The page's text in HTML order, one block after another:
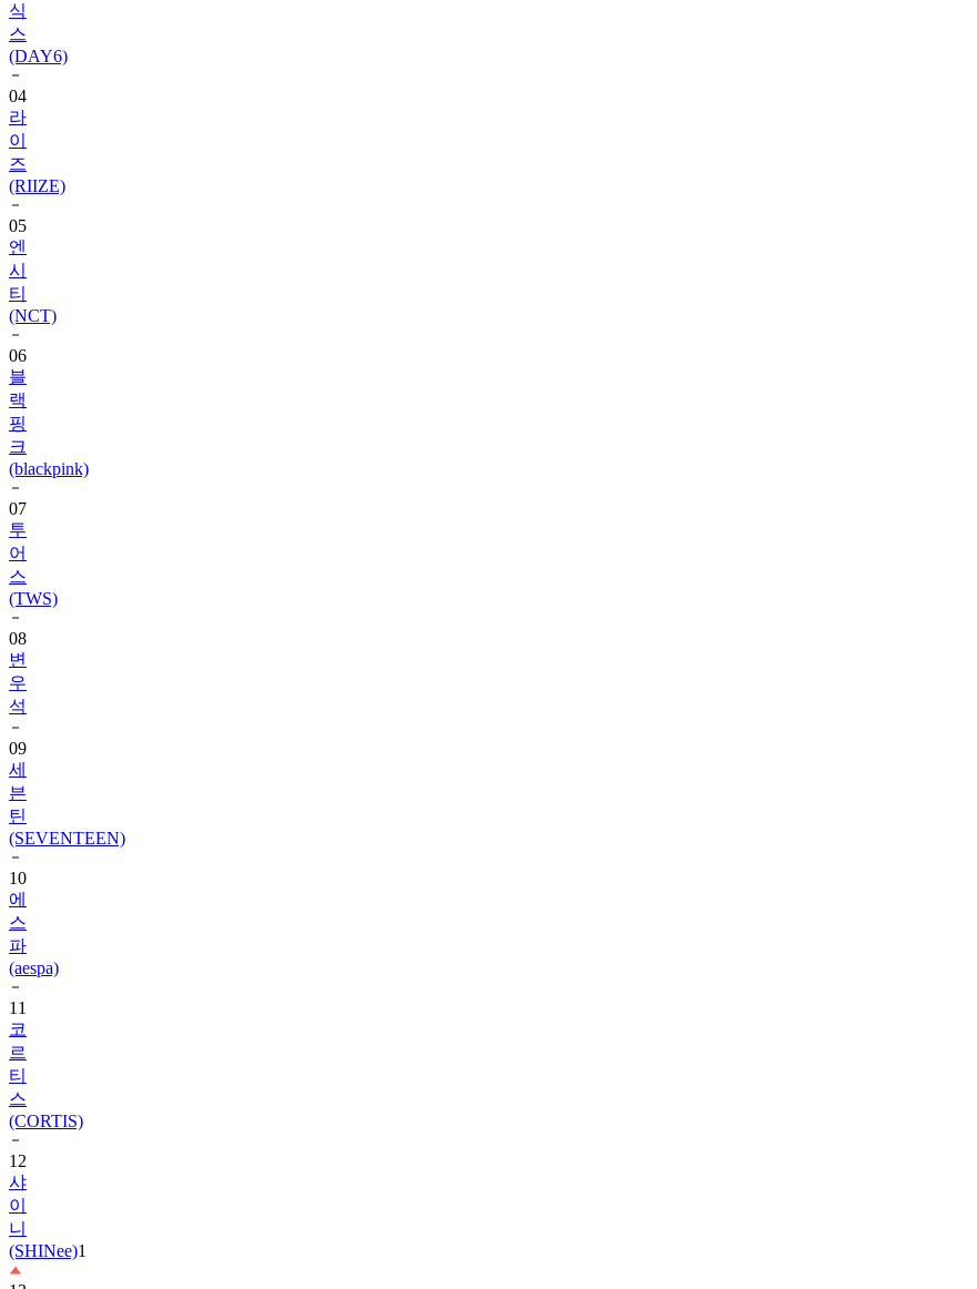
식
스
(DAY6)
04
라
이
즈
(RIIZE)
05
엔
시
티
(NCT)
06
블
랙
핑
크
(blackpink)
07
투
어
스
(TWS)
08
변
우
석
09
세
븐
틴
(SEVENTEEN)
10
에
스
파
(aespa)
11
코
르
티
스
(CORTIS)
12
샤
이
니
(SHINee)1